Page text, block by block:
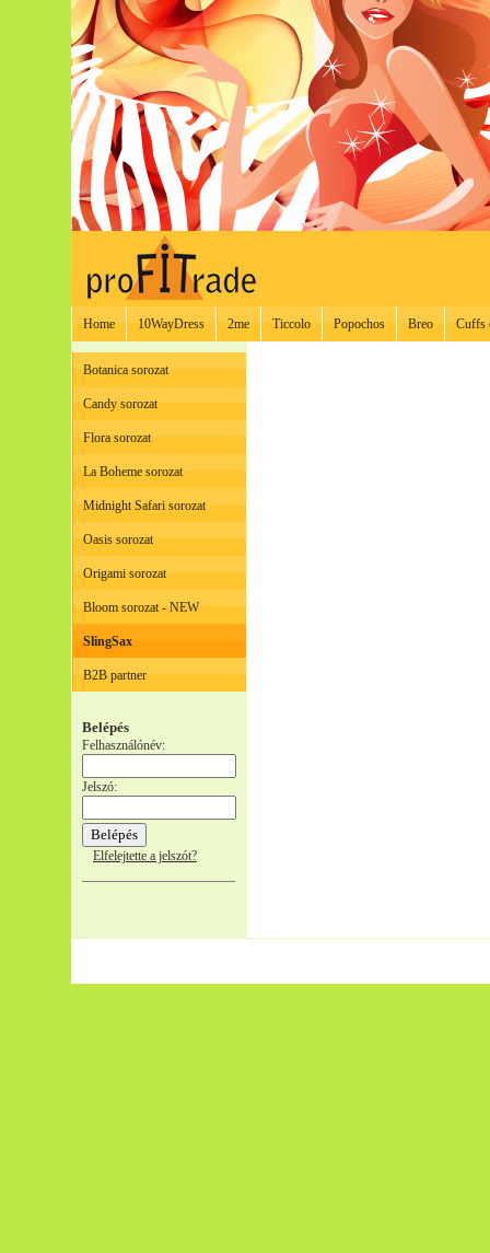
Home 10WayDress 2me Ticcolo Popochos Breo Cuffs
Botanica sorozat
Candy sorozat
Flora sorozat
La Boheme sorozat
Midnight Safari sorozat
Oasis sorozat
Origami sorozat
Bloom sorozat - NEW
SlingSax
B2B partner
Belépés
Felhasználónév:
Jelszó:
Elfelejtette a jelszót?